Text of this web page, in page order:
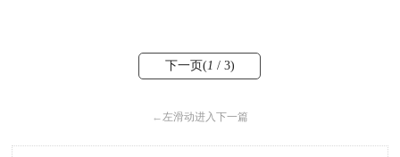
下一页(1 / 3)
←左滑动进入下一篇